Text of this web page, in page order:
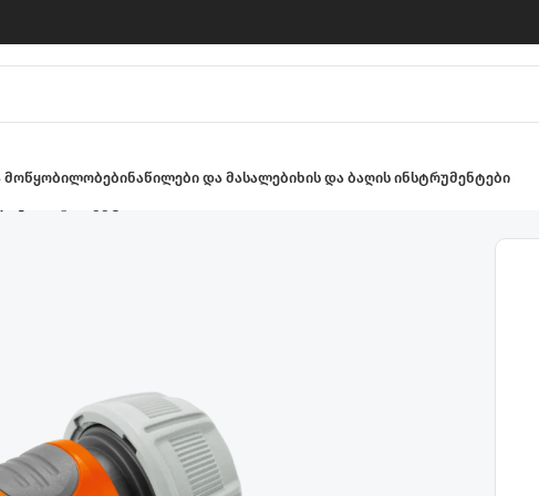
მოწყობილობებინაწილები და მასალებიხის და ბაღის ინსტრუმენტები